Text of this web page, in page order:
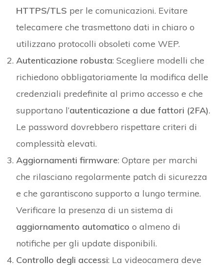
HTTPS/TLS per le comunicazioni. Evitare
telecamere che trasmettono dati in chiaro o
utilizzano protocolli obsoleti come WEP.
Autenticazione robusta: Scegliere modelli che
richiedono obbligatoriamente la modifica delle
credenziali predefinite al primo accesso e che
supportano l’autenticazione a due fattori (2FA).
Le password dovrebbero rispettare criteri di
complessità elevati.
Aggiornamenti firmware: Optare per marchi
che rilasciano regolarmente patch di sicurezza
e che garantiscono supporto a lungo termine.
Verificare la presenza di un sistema di
aggiornamento automatico o almeno di
notifiche per gli update disponibili.
Controllo degli accessi: La videocamera deve